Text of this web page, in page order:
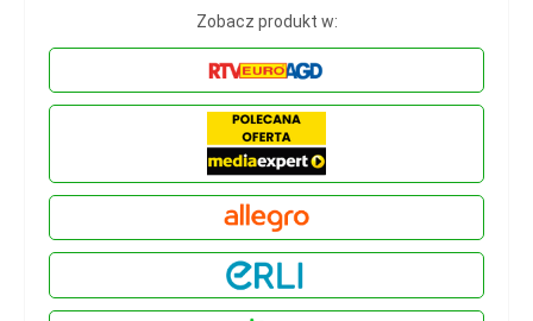
Zobacz produkt w: